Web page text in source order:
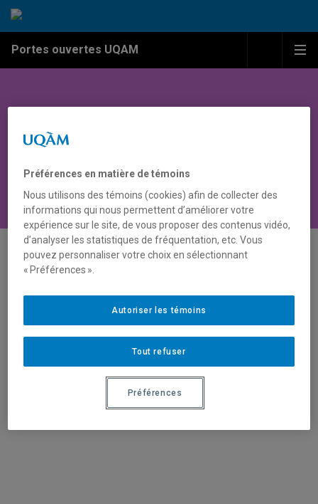
Passer au contenu
Accéder au menu principal
Accéder à la recherche
Passer au contenu
Accéder au menu principal
Portes ouvertes UQAM Menu
Activités terminées
Préférences en matière de témoins
Nous utilisons des témoins (cookies) afin de collecter des
informations qui nous permettent d’améliorer votre
expérience sur le site, de vous proposer des contenus vidéo,
d’analyser les statistiques de fréquentation, etc. Vous
pouvez personnaliser votre choix en sélectionnant
« Préférences ».
Tout refuser
Autoriser les témoins
Préférences